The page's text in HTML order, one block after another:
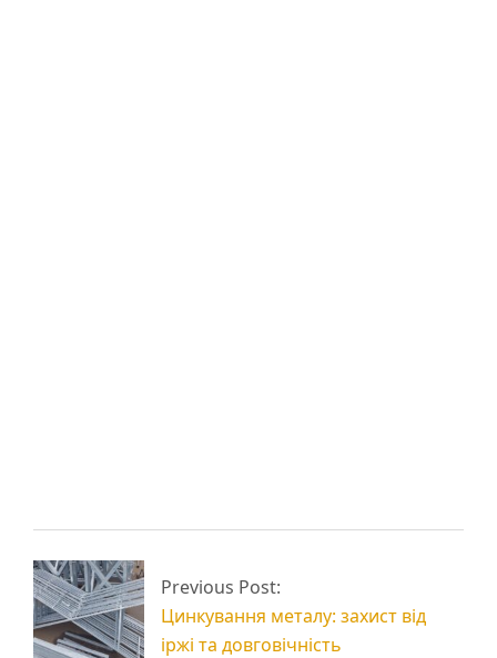
Види ферм
металевих
навісу із профільної
Previous Post:
Цинкування металу: захист від
іржі та довговічність